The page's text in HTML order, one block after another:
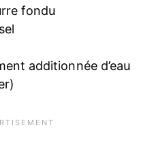
fondu
additionnée d’eau